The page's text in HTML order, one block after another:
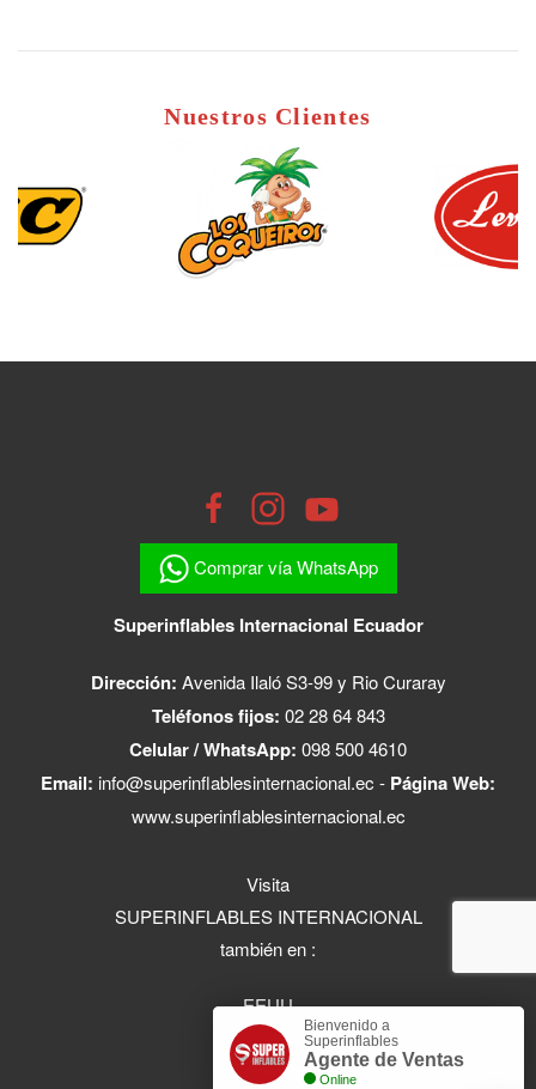
Nuestros Clientes
Comprar vía WhatsApp
Superinflables Internacional Ecuador
Dirección: Avenida Ilaló S3-99 y Rio Curaray
Teléfonos fijos: 02 28 64 843
Celular / WhatsApp: 098 500 4610
Email: info@superinflablesinternacional.ec - Página Web:
www.superinflablesinternacional.ec
Visita
SUPERINFLABLES INTERNACIONAL
también en :
EEUU
Ecuador
Colombia
Bienvenido a
Superinflables
Agente de Ventas
Online